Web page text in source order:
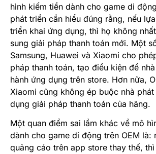
hình kiếm tiền dành cho game di
phát triển cần hiểu đúng rằng, nếu
triển khai ứng dụng, thì họ không
sung giải pháp thanh toán mới. Một
Samsung, Huawei và Xiaomi cho
pháp thanh toán, tạo điều kiện để
hành ứng dụng trên store. Hơn nữa,
Xiaomi cũng không ép buộc nhà
dụng giải pháp thanh toán của hãng.
Một quan điểm sai lầm khác về mô
dành cho game di động trên OEM là:
quảng cáo trên app store thay thế,